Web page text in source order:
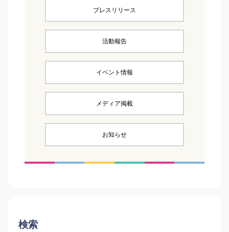
プレスリリース
活動報告
イベント情報
メディア掲載
お知らせ
検索